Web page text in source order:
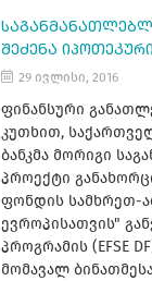
ᲨᲔᲫᲔᲜᲐ
29 ივლისი, 2016
ფინანსური
კუთხით,
ბანკმა მორიგი
პროექტი
ფონდის სამხრეთ-
ევროპისათვის"
პროგრამის (EFSE
მომავალ